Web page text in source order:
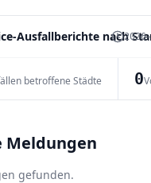
Ausfallberichte nach
betroffene Städte 0
Meldungen
gefunden.